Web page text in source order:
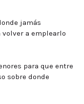
jamás
a emplearlo
para que entre
sobre donde